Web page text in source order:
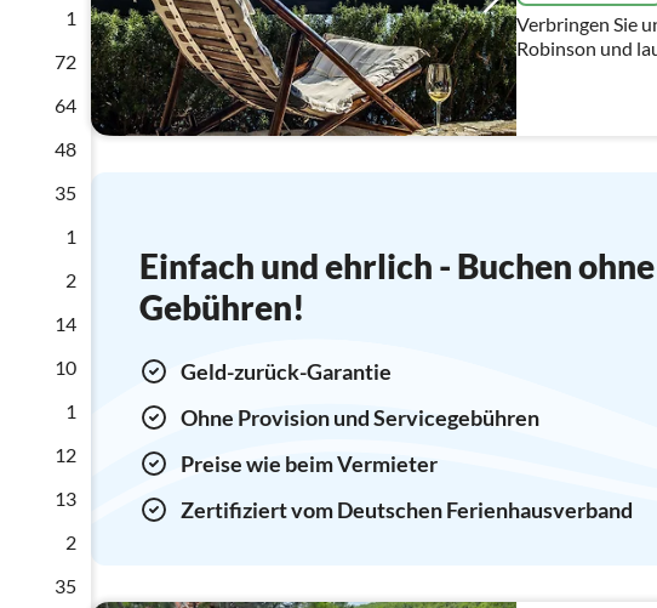
1
72
64
48
35
1
2
14
10
1
12
13
2
35
Verbringen Sie
Robinson und
einem
Einfach und ehrlich - Buchen ohne
Gebühren!
Geld-zurück-Garantie
Ohne Provision und Servicegebühren
Preise wie beim Vermieter
Zertifiziert vom Deutschen Ferienhausverband